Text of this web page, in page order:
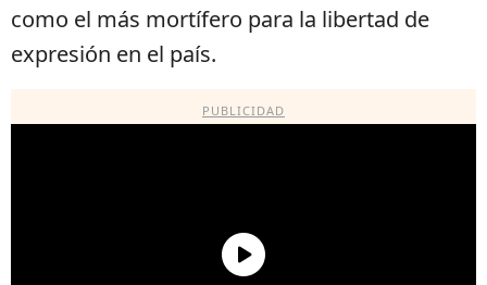
como el más mortífero para la libertad de
expresión en el país.
PUBLICIDAD